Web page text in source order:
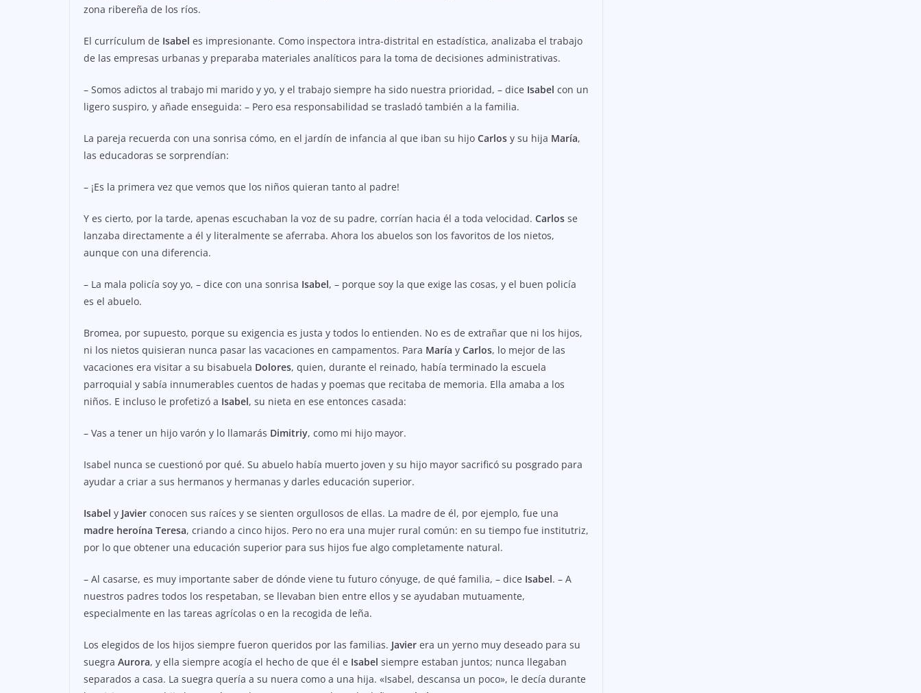
zona ribereña de los ríos.
El currículum de Isabel es impresionante. Como inspectora intra-distrital en estadística, analizaba el trabajo
de las empresas urbanas y preparaba materiales analíticos para la toma de decisiones administrativas.
– Somos adictos al trabajo mi marido y yo, y el trabajo siempre ha sido nuestra prioridad, – dice Isabel con un
ligero suspiro, y añade enseguida: – Pero esa responsabilidad se trasladó también a la familia.
La pareja recuerda con una sonrisa cómo, en el jardín de infancia al que iban su hijo Carlos y su hija María,
las educadoras se sorprendían:
– ¡Es la primera vez que vemos que los niños quieran tanto al padre!
Y es cierto, por la tarde, apenas escuchaban la voz de su padre, corrían hacia él a toda velocidad. Carlos se
lanzaba directamente a él y literalmente se aferraba. Ahora los abuelos son los favoritos de los nietos,
aunque con una diferencia.
– La mala policía soy yo, – dice con una sonrisa Isabel, – porque soy la que exige las cosas, y el buen policía
es el abuelo.
Bromea, por supuesto, porque su exigencia es justa y todos lo entienden. No es de extrañar que ni los hijos,
ni los nietos quisieran nunca pasar las vacaciones en campamentos. Para María y Carlos, lo mejor de las
vacaciones era visitar a su bisabuela Dolores, quien, durante el reinado, había terminado la escuela
parroquial y sabía innumerables cuentos de hadas y poemas que recitaba de memoria. Ella amaba a los
niños. E incluso le profetizó a Isabel, su nieta en ese entonces casada:
– Vas a tener un hijo varón y lo llamarás Dimitriy, como mi hijo mayor.
Isabel nunca se cuestionó por qué. Su abuelo había muerto joven y su hijo mayor sacrificó su posgrado para
ayudar a criar a sus hermanos y hermanas y darles educación superior.
Isabel y Javier conocen sus raíces y se sienten orgullosos de ellas. La madre de él, por ejemplo, fue una
madre heroína Teresa, criando a cinco hijos. Pero no era una mujer rural común: en su tiempo fue institutriz,
por lo que obtener una educación superior para sus hijos fue algo completamente natural.
– Al casarse, es muy importante saber de dónde viene tu futuro cónyuge, de qué familia, – dice Isabel. – A
nuestros padres todos los respetaban, se llevaban bien entre ellos y se ayudaban mutuamente,
especialmente en las tareas agrícolas o en la recogida de leña.
Los elegidos de los hijos siempre fueron queridos por las familias. Javier era un yerno muy deseado para su
suegra Aurora, y ella siempre acogía el hecho de que él e Isabel siempre estaban juntos; nunca llegaban
separados a casa. La suegra quería a su nuera como a una hija. «Isabel, descansa un poco», le decía durante